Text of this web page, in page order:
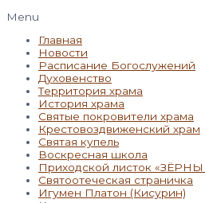
Menu
Главная
Новости
Расписание Богослужений
Духовенство
Территория храма
История храма
Святые покровители храма
Крестовоздвиженский храм
Святая купель
Воскресная школа
Приходской листок
Святоотеческая страничка
Игумен Платон (Кисурин)